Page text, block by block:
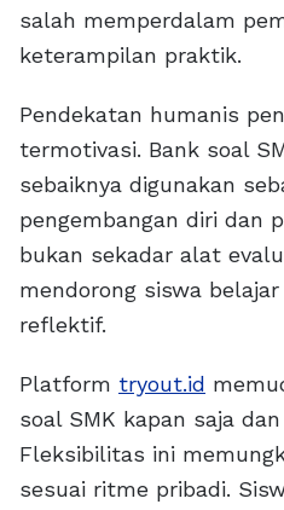
salah memperdalam
keterampilan praktik.
Pendekatan humanis
termotivasi. Bank soal
sebaiknya digunakan
pengembangan diri dan
bukan sekadar alat
mendorong siswa
reflektif.
Platform tryout.id
soal SMK kapan saja
Fleksibilitas ini
sesuai ritme pribadi.